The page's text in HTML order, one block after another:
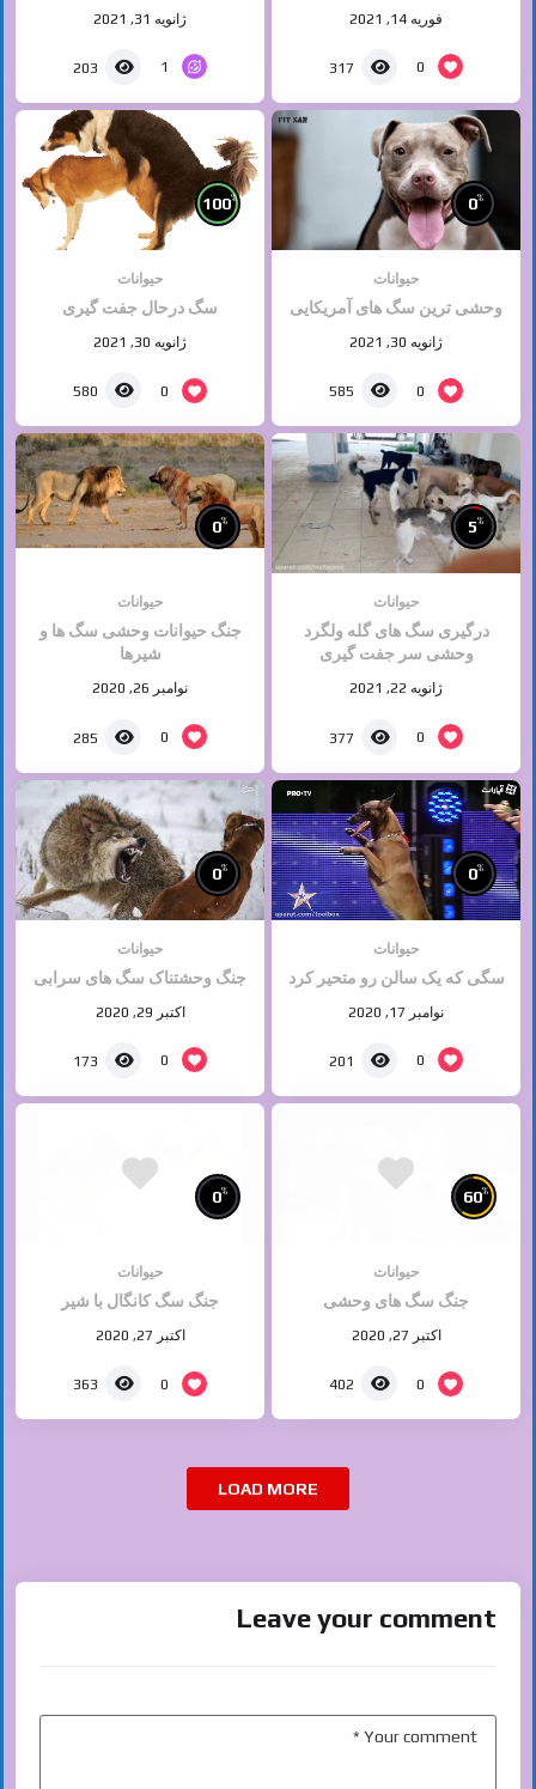
فوریه 14, 2021
0
317
ژانویه 31, 2021
1
203
0%
حیوانات
وحشی ترین سگ های آمریکایی
ژانویه 30, 2021
0
585
100%
حیوانات
سگ درحال جفت گیری
ژانویه 30, 2021
0
580
5%
حیوانات
درگیری سگ های گله ولگرد
وحشی سر جفت گیری
ژانویه 22, 2021
0
377
0%
حیوانات
جنگ حیوانات وحشی سگ ها و
شیرها
نوامبر 26, 2020
0
285
0%
حیوانات
سگی که یک سالن رو متحیر کرد
نوامبر 17, 2020
0
201
0%
حیوانات
جنگ وحشتناک سگ های سرابی
اکتبر 29, 2020
0
173
60%
حیوانات
جنگ سگ های وحشی
اکتبر 27, 2020
0
402
0%
حیوانات
جنگ سگ کانگال با شیر
اکتبر 27, 2020
0
363
LOAD MORE
Leave your comment